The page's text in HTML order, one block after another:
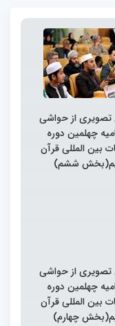
تصویری از حواشی
چهلمین دوره
بین المللی قرآن
ششم)
تصویری از حواشی
چهلمین دوره
بین المللی قرآن
چهارم)